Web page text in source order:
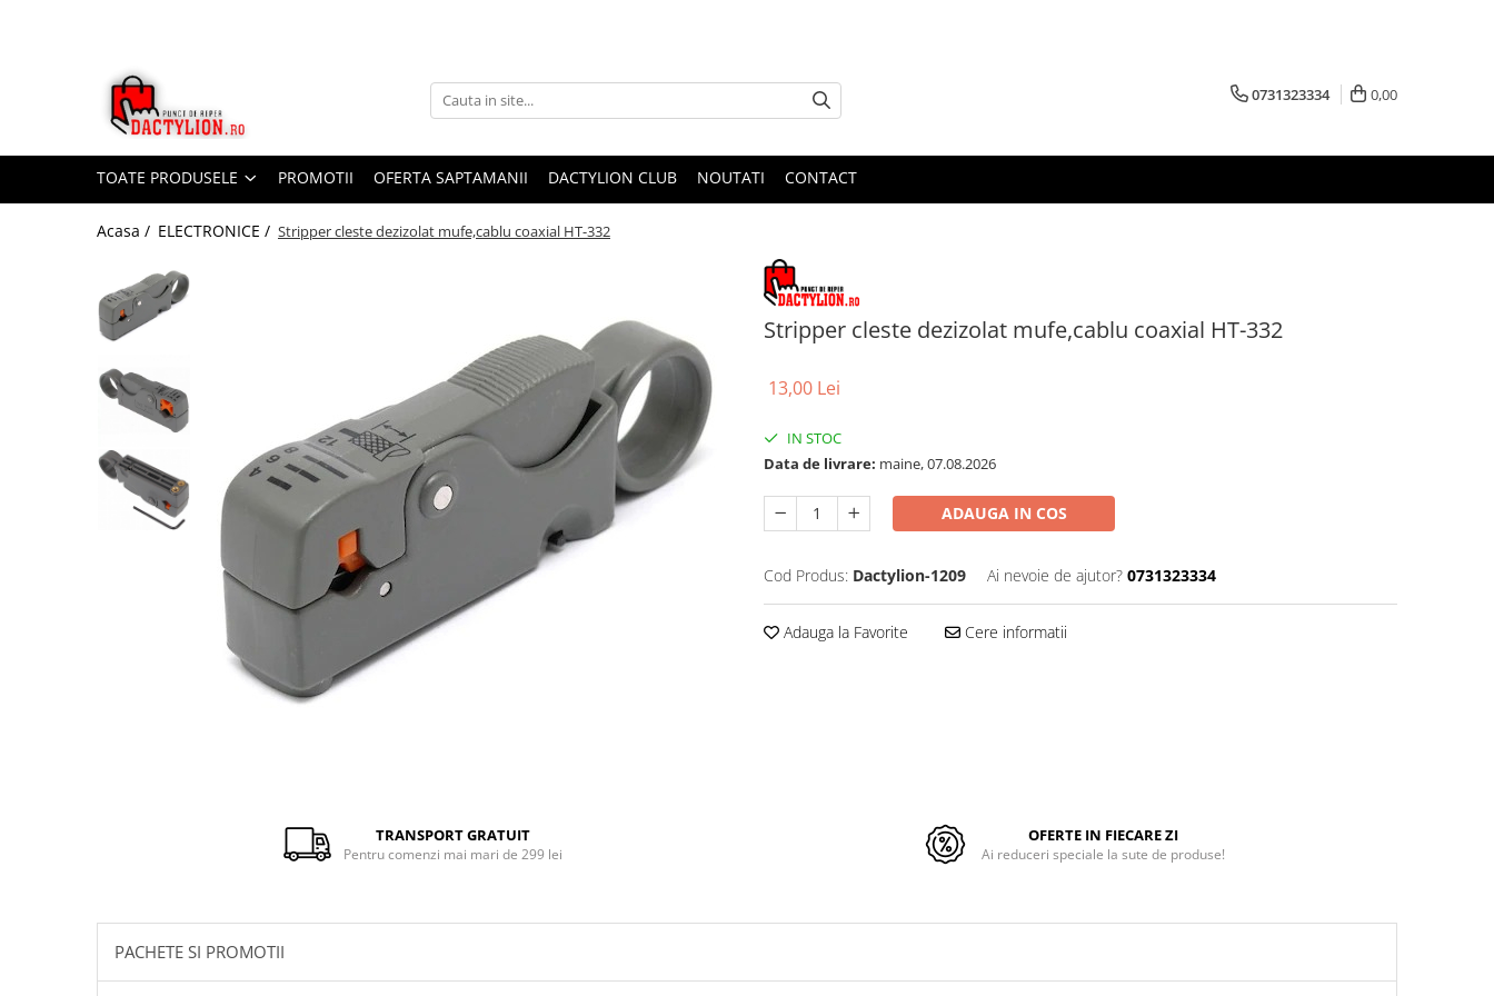
0731323334 0,00
TOATE PRODUSELE PROMOTII OFERTA SAPTAMANII DACTYLION CLUB NOUTATI CONTACT
Acasa / ELECTRONICE / Stripper cleste dezizolat mufe,cablu coaxial HT-332
Stripper cleste dezizolat mufe,cablu coaxial HT-332
Facebook
13,00 Lei
IN STOC
Data de livrare: maine, 07.08.2026
ADAUGA IN COS
Cod Produs: Dactylion-1209 Ai nevoie de ajutor? 0731323334
Adauga la Favorite Cere informatii
TRANSPORT GRATUIT
Pentru comenzi mai mari de 299 lei
OFERTE IN FIECARE ZI
Ai reduceri speciale la sute de produse!
PACHETE SI PROMOTII